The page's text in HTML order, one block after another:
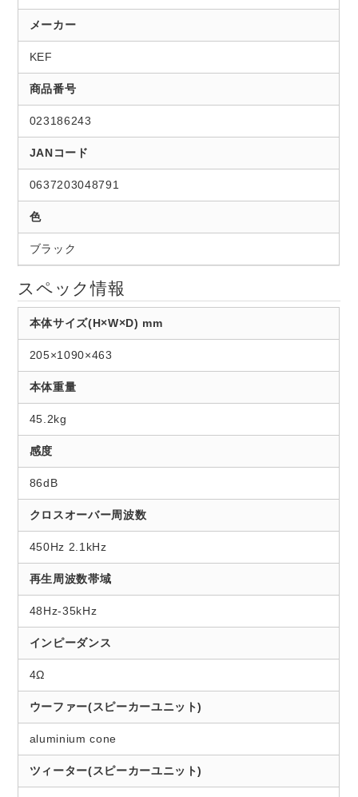
メーカー
KEF
商品番号
023186243
JANコード
0637203048791
色
ブラック
スペック情報
本体サイズ(H×W×D) mm
205×1090×463
本体重量
45.2kg
感度
86dB
クロスオーバー周波数
450Hz 2.1kHz
再生周波数帯域
48Hz-35kHz
インピーダンス
4Ω
ウーファー(スピーカーユニット)
aluminium cone
ツィーター(スピーカーユニット)